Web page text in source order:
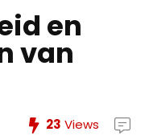
en
van
23 Views